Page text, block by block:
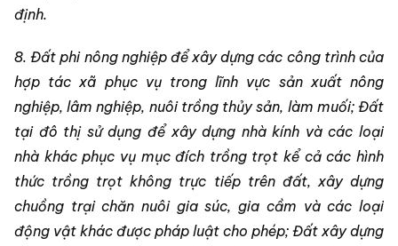
định.
8. Đất phi nông nghiệp để xây dựng các công trình của
hợp tác xã phục vụ trong lĩnh vực sản xuất nông
nghiệp, lâm nghiệp, nuôi trồng thủy sản, làm muối; Đất
tại đô thị sử dụng để xây dựng nhà kính và các loại
nhà khác phục vụ mục đích trồng trọt kể cả các hình
thức trồng trọt không trực tiếp trên đất, xây dựng
chuồng trại chăn nuôi gia súc, gia cầm và các loại
động vật khác được pháp luật cho phép; Đất xây dựng